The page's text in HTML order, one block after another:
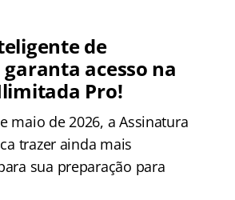
de
acesso na
Pro!
maio de 2026, a Assinatura
trazer ainda mais
sua preparação para